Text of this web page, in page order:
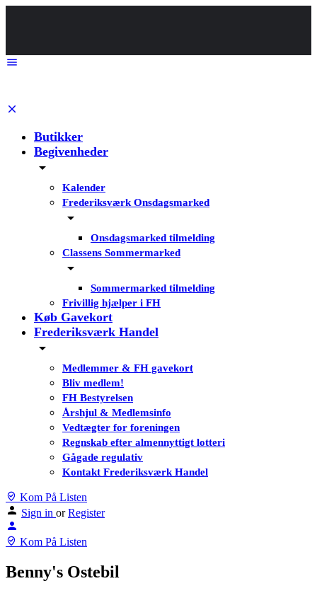
Butikker
Begivenheder
Kalender
Frederiksværk Onsdagsmarked
Onsdagsmarked tilmelding
Classens Sommermarked
Sommermarked tilmelding
Frivillig hjælper i FH
Køb Gavekort
Frederiksværk Handel
Medlemmer & FH gavekort
Bliv medlem!
FH Bestyrelsen
Årshjul & Medlemsinfo
Vedtægter for foreningen
Regnskab efter almennyttigt lotteri
Gågade regulativ
Kontakt Frederiksværk Handel
Kom På Listen
Sign in or Register
Kom På Listen
Benny's Ostebil